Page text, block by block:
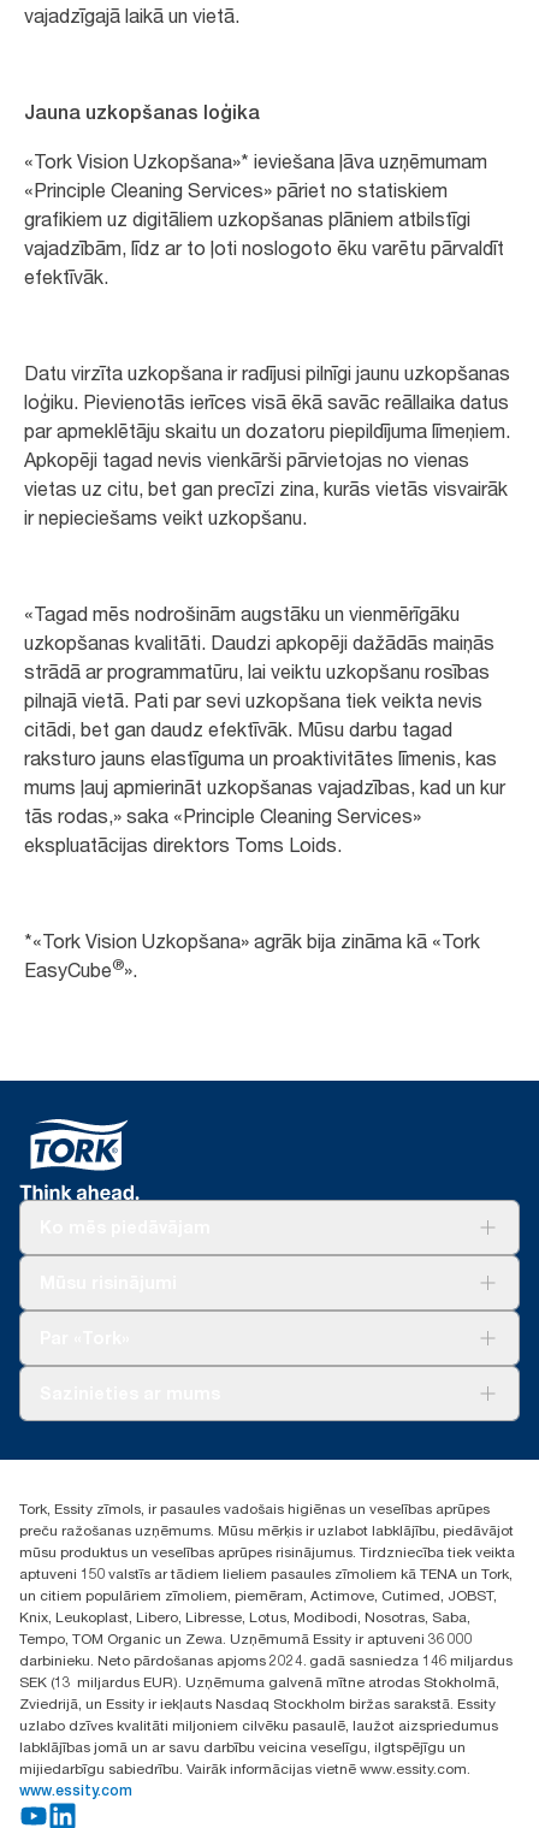
vajadzīgajā laikā un vietā.
Jauna uzkopšanas loģika
«Tork Vision Uzkopšana»* ieviešana ļāva uzņēmumam
«Principle Cleaning Services» pāriet no statiskiem
grafikiem uz digitāliem uzkopšanas plāniem atbilstīgi
vajadzībām, līdz ar to ļoti noslogoto ēku varētu pārvaldīt
efektīvāk.
Datu virzīta uzkopšana ir radījusi pilnīgi jaunu uzkopšanas
loģiku. Pievienotās ierīces visā ēkā savāc reāllaika datus
par apmeklētāju skaitu un dozatoru piepildījuma līmeņiem.
Apkopēji tagad nevis vienkārši pārvietojas no vienas
vietas uz citu, bet gan precīzi zina, kurās vietās visvairāk
ir nepieciešams veikt uzkopšanu.
«Tagad mēs nodrošinām augstāku un vienmērīgāku
uzkopšanas kvalitāti. Daudzi apkopēji dažādās maiņās
strādā ar programmatūru, lai veiktu uzkopšanu rosības
pilnajā vietā. Pati par sevi uzkopšana tiek veikta nevis
citādi, bet gan daudz efektīvāk. Mūsu darbu tagad
raksturo jauns elastīguma un proaktivitātes līmenis, kas
mums ļauj apmierināt uzkopšanas vajadzības, kad un kur
tās rodas,» saka «Principle Cleaning Services»
ekspluatācijas direktors Toms Loids.
*«Tork Vision Uzkopšana» agrāk bija zināma kā «Tork
EasyCube®».
+371 29141799
Atrast izplatītāju
Ulbrokas street 19A
Riga, Latvija
LV-1028
Tork, Essity zīmols, ir pasaules vadošais higiēnas un veselības aprūpes
preču ražošanas uzņēmums. Mūsu mērķis ir uzlabot labklājību, piedāvājot
mūsu produktus un veselības aprūpes risinājumus. Tirdzniecība tiek veikta
aptuveni 150 valstīs ar tādiem lieliem pasaules zīmoliem kā TENA un Tork,
un citiem populāriem zīmoliem, piemēram, Actimove, Cutimed, JOBST,
Knix, Leukoplast, Libero, Libresse, Lotus, Modibodi, Nosotras, Saba,
Tempo, TOM Organic un Zewa. Uzņēmumā Essity ir aptuveni 36 000
darbinieku. Neto pārdošanas apjoms 2024. gadā sasniedza 146 miljardus
SEK (13 miljardus EUR). Uzņēmuma galvenā mītne atrodas Stokholmā,
Zviedrijā, un Essity ir iekļauts Nasdaq Stockholm biržas sarakstā. Essity
uzlabo dzīves kvalitāti miljoniem cilvēku pasaulē, laužot aizspriedumus
labklājības jomā un ar savu darbību veicina veselīgu, ilgtspējīgu un
mijiedarbīgu sabiedrību. Vairāk informācijas vietnē www.essity.com.
www.essity.com